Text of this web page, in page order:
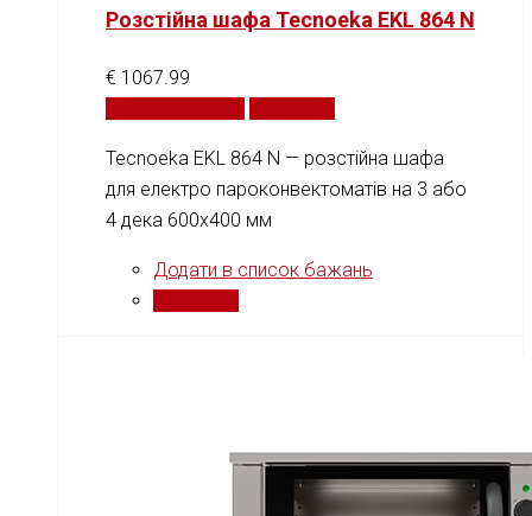
Розстійна шафа Tecnoeka EKL 864 N
€ 1067.99
Tecnoeka EKL 864 N — розстійна шафа
для електро пароконвектоматів на 3 або
4 дека 600x400 мм
Додати в список бажань